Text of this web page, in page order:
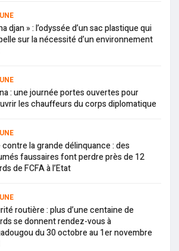
djan » : l’odyssée d’un sac plastique qui
sur la nécessité d’un environnement
: une journée portes ouvertes pour
les chauffeurs du corps diplomatique
la grande délinquance : des
faussaires font perdre près de 12
de FCFA à l’Etat
routière : plus d’une centaine de
se donnent rendez-vous à
du 30 octobre au 1er novembre